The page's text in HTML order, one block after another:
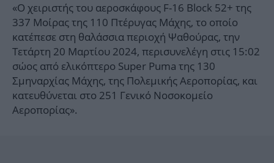
«Ο χειριστής του αεροσκάφους F-16 Block 52+ της
337 Μοίρας της 110 Πτέρυγας Μάχης, το οποίο
κατέπεσε στη θαλάσσια περιοχή Ψαθούρας, την
Τετάρτη 20 Μαρτίου 2024, περισυνελέγη στις 15:02
σώος από ελικόπτερο Super Puma της 130
Σμηναρχίας Μάχης, της Πολεμικής Αεροπορίας, και
κατευθύνεται στο 251 Γενικό Νοσοκομείο
Αεροπορίας».